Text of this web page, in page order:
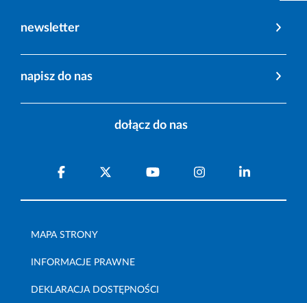
newsletter
napisz do nas
dołącz do nas
MAPA STRONY
INFORMACJE PRAWNE
DEKLARACJA DOSTĘPNOŚCI